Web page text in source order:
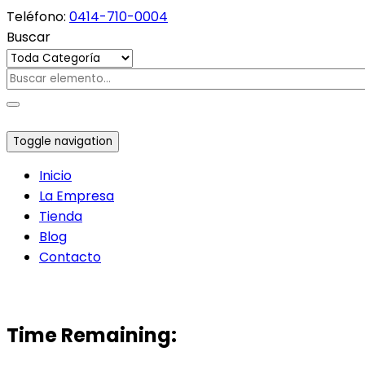
Teléfono: 0414-710-0004
Buscar
Toggle navigation
Inicio
La Empresa
Tienda
Blog
Contacto
Time Remaining: